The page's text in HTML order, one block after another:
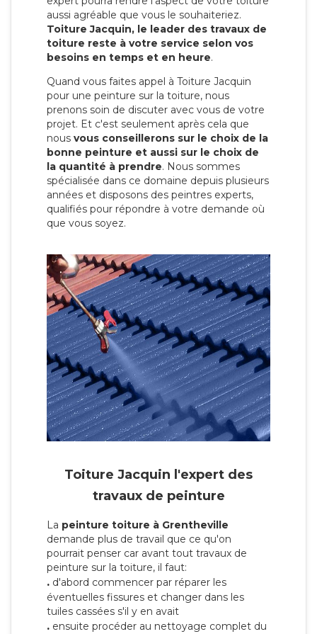
aussi agréable que vous le souhaiteriez.
Toiture Jacquin, le leader des travaux de
toiture reste à votre service selon vos
besoins en temps et en heure.
Quand vous faites appel à Toiture Jacquin
pour une peinture sur la toiture, nous
prenons soin de discuter avec vous de votre
projet. Et c'est seulement après cela que
nous vous conseillerons sur le choix de la
bonne peinture et aussi sur le choix de
la quantité à prendre. Nous sommes
spécialisée dans ce domaine depuis plusieurs
années et disposons des peintres experts,
qualifiés pour répondre à votre demande où
que vous soyez.
Toiture Jacquin l'expert des
travaux de peinture
La peinture toiture à Grentheville
demande plus de travail que ce qu'on
pourrait penser car avant tout travaux de
peinture sur la toiture, il faut:
. d'abord commencer par réparer les
éventuelles fissures et changer dans les
tuiles cassées s'il y en avait
. ensuite procéder au nettoyage complet du